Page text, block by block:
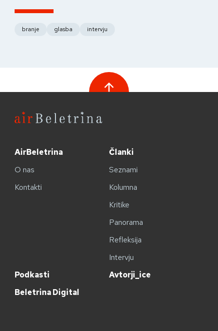
branje glasba intervju
AirBeletrina
O nas
Kontakti
Članki
Seznami
Kolumna
Kritike
Panorama
Refleksija
Intervju
Podkasti
Avtorji_ice
Beletrina Digital